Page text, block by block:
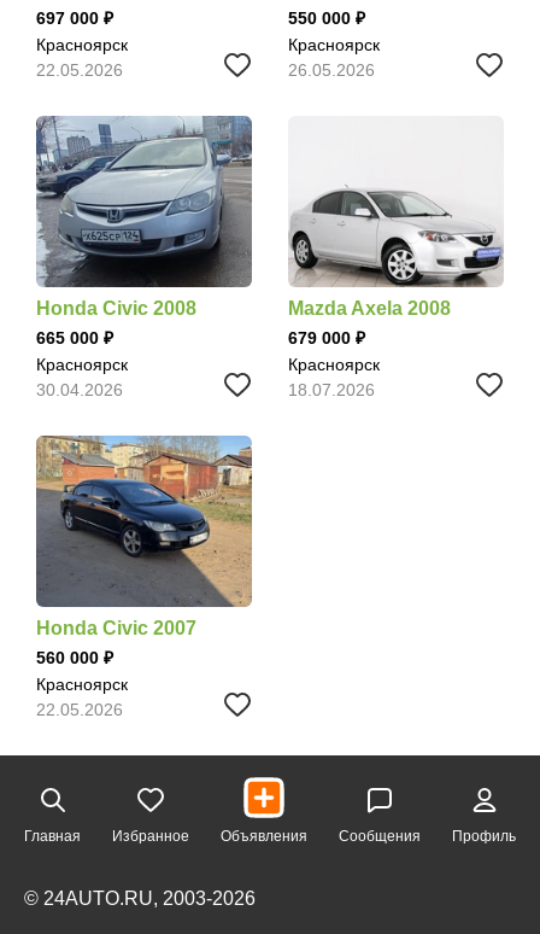
697 000
Красноярск
22.05.2026
550 000
Красноярск
26.05.2026
Honda Civic 2008
665 000
Красноярск
30.04.2026
Mazda Axela 2008
679 000
Красноярск
18.07.2026
Honda Civic 2007
560 000
Красноярск
22.05.2026
Главная Избранное Объявления Сообщения Профиль
© 24AUTO.RU, 2003-2026